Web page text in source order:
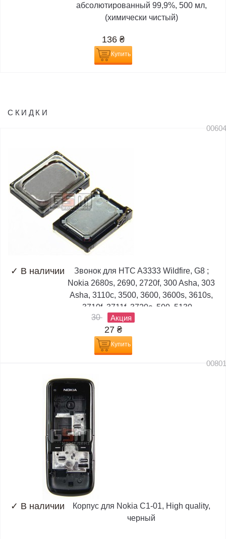
абсолютированный 99,9%, 500 мл,
(химически чистый)
136 ₴
Купить
СКИДКИ
✓ В наличии
Звонок для HTC A3333 Wildfire, G8 ;
Nokia 2680s, 2690, 2720f, 300 Asha, 303
Asha, 3110c, 3500, 3600, 3600s, 3610s,
3710f, 3711f, 3720c, 500, 5130,...
30
Акция
27 ₴
Купить
✓ В наличии
Корпус для Nokia C1-01, High quality,
черный